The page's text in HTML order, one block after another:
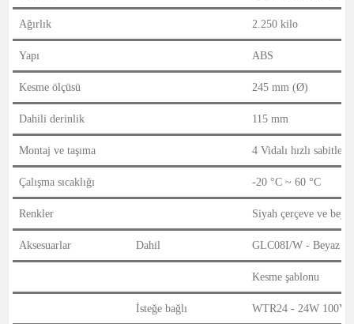
Ağırlık 2.250 kilo
Yapı ABS
Kesme ölçüsü 245 mm (Ø)
Dahili derinlik 115 mm
Montaj ve taşıma 4 Vidalı hızlı
Çalışma sıcaklığı -20 °C ~ 60 °C
Renkler Siyah çerçeve ve
Aksesuarlar Dahil GLC08I/W - Beyaz
Kesme şablonu
İsteğe bağlı WTR24 - 24W 100V